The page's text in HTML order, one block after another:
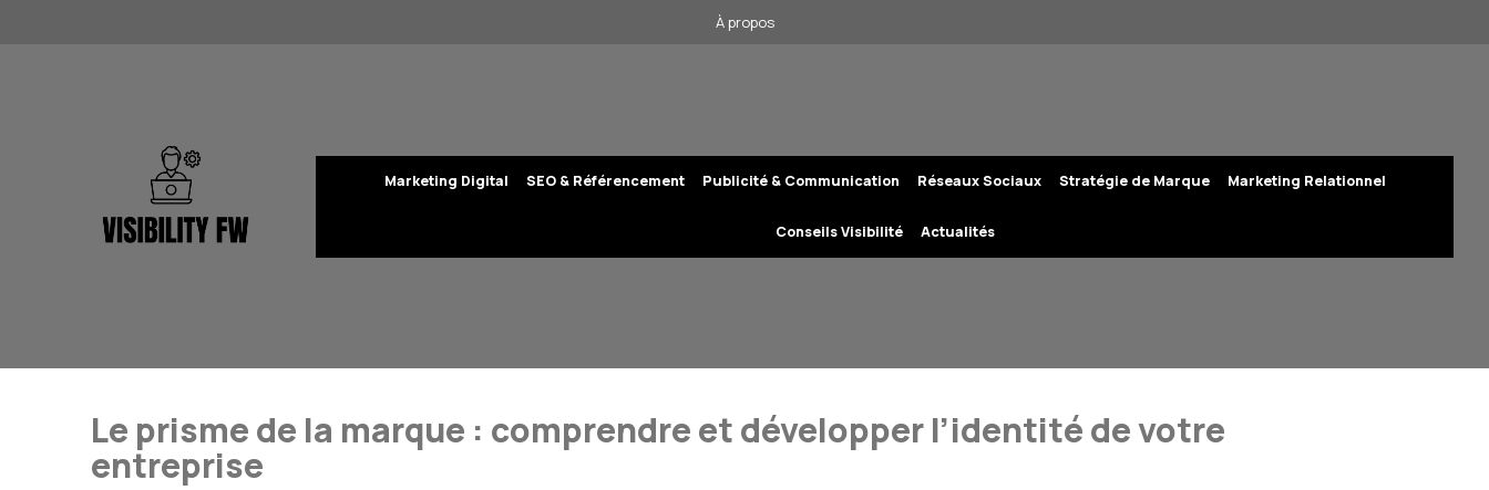
À propos
Marketing Digital SEO & Référencement Publicité & Communication Réseaux Sociaux Stratégie de Marque Marketing Relationnel
Conseils Visibilité Actualités
Le prisme de la marque : comprendre et développer l’identité de votre
entreprise